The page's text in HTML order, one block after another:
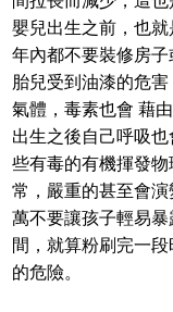
嬰兒出生之前，也
年內都不要裝修房
胎兒受到油漆的危
氣體，毒素也會 藉
出生之後自己呼吸
些有毒的有機揮發
常，嚴重的甚至會
萬不要讓孩子輕易
間，就算粉刷完一
的危險。